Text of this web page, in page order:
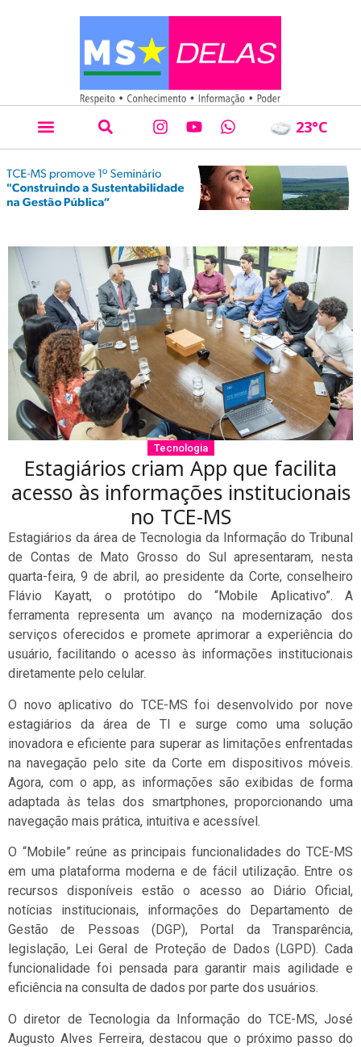
23°C
Tecnologia
Estagiários criam App que facilita
acesso às informações institucionais
no TCE-MS
Estagiários da área de Tecnologia da Informação do Tribunal
de Contas de Mato Grosso do Sul apresentaram, nesta
quarta-feira, 9 de abril, ao presidente da Corte, conselheiro
Flávio Kayatt, o protótipo do “Mobile Aplicativo”. A
ferramenta representa um avanço na modernização dos
serviços oferecidos e promete aprimorar a experiência do
usuário, facilitando o acesso às informações institucionais
diretamente pelo celular.
O novo aplicativo do TCE-MS foi desenvolvido por nove
estagiários da área de TI e surge como uma solução
inovadora e eficiente para superar as limitações enfrentadas
na navegação pelo site da Corte em dispositivos móveis.
Agora, com o app, as informações são exibidas de forma
adaptada às telas dos smartphones, proporcionando uma
navegação mais prática, intuitiva e acessível.
O “Mobile” reúne as principais funcionalidades do TCE-MS
em uma plataforma moderna e de fácil utilização. Entre os
recursos disponíveis estão o acesso ao Diário Oficial,
notícias institucionais, informações do Departamento de
Gestão de Pessoas (DGP), Portal da Transparência,
legislação, Lei Geral de Proteção de Dados (LGPD). Cada
funcionalidade foi pensada para garantir mais agilidade e
eficiência na consulta de dados por parte dos usuários.
O diretor de Tecnologia da Informação do TCE-MS, José
Augusto Alves Ferreira, destacou que o próximo passo do